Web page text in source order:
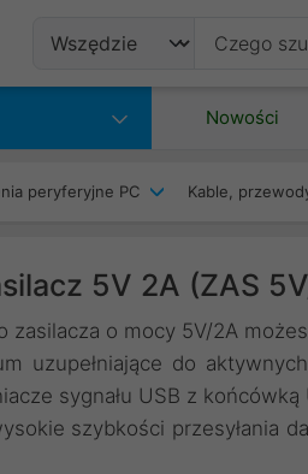
Nowości
peryferyjne PC Kable,
5V 2A (ZAS
zasilacza o mocy 5V/2A
uzupełniające do
sygnału USB z
szybkości przesyłania